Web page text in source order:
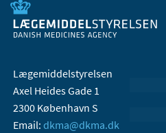
Lægemiddelstyrelsen
Axel Heides Gade 1
2300 København S
Email: dkma@dkma.dk